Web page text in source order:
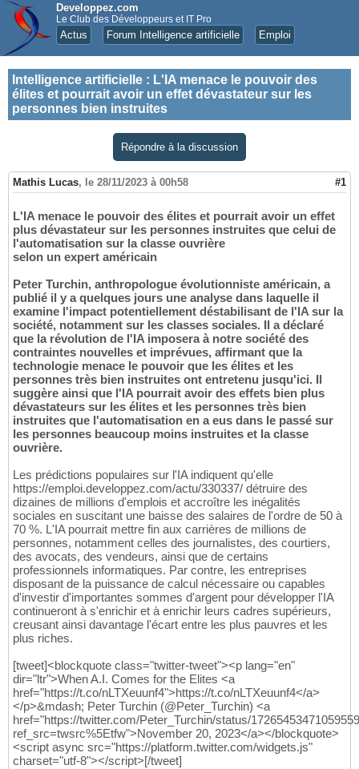
Developpez.com
Le Club des Développeurs et IT Pro
Actus Forum Intelligence artificielle Emploi
Intelligence artificielle : L'IA menace le pouvoir des
élites et pourrait avoir un effet dévastateur sur les
personnes bien instruites
Répondre à la discussion
Mathis Lucas, le 28/11/2023 à 00h58 #1
L'IA menace le pouvoir des élites et pourrait avoir un effet
plus dévastateur sur les personnes instruites que celui de
l'automatisation sur la classe ouvrière
selon un expert américain
Peter Turchin, anthropologue évolutionniste américain, a
publié il y a quelques jours une analyse dans laquelle il
examine l'impact potentiellement déstabilisant de l'IA sur la
société, notamment sur les classes sociales. Il a déclaré
que la révolution de l'IA imposera à notre société des
contraintes nouvelles et imprévues, affirmant que la
technologie menace le pouvoir que les élites et les
personnes très bien instruites ont entretenu jusqu'ici. Il
suggère ainsi que l'IA pourrait avoir des effets bien plus
dévastateurs sur les élites et les personnes très bien
instruites que l'automatisation en a eus dans le passé sur
les personnes beaucoup moins instruites et la classe
ouvrière.
Les prédictions populaires sur l'IA indiquent qu'elle
https://emploi.developpez.com/actu/330337/ détruire des
dizaines de millions d'emplois et accroître les inégalités
sociales en suscitant une baisse des salaires de l'ordre de 50 à
70 %. L'IA pourrait mettre fin aux carrières de millions de
personnes, notamment celles des journalistes, des courtiers,
des avocats, des vendeurs, ainsi que de certains
professionnels informatiques. Par contre, les entreprises
disposant de la puissance de calcul nécessaire ou capables
d'investir d'importantes sommes d'argent pour développer l'IA
continueront à s'enrichir et à enrichir leurs cadres supérieurs,
creusant ainsi davantage l'écart entre les plus pauvres et les
plus riches.
[tweet]<blockquote class="twitter-tweet"><p lang="en"
dir="ltr">When A.I. Comes for the Elites <a
href="https://t.co/nLTXeuunf4">https://t.co/nLTXeuunf4</a>
</p>&mdash; Peter Turchin (@Peter_Turchin) <a
href="https://twitter.com/Peter_Turchin/status/
ref_src=twsrc%5Etfw">November 20, 2023</a></blockquote>
<script async src="https://platform.twitter.com/widgets.js"
charset="utf-8"></script>[/tweet]